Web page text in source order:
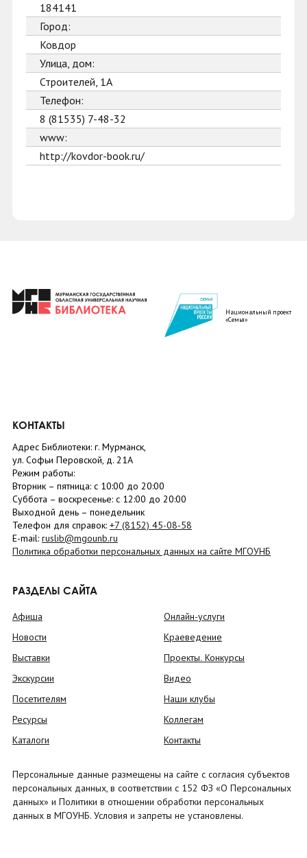
184141
Город:
Ковдор
Улица, дом:
Строителей, 1А
Телефон:
8 (81535) 7-48-32
www:
http://kovdor-book.ru/
Национальный проект
«Семья»
КОНТАКТЫ
Адрес Библиотеки: г. Мурманск,
ул. Софьи Перовской, д. 21А
Режим работы:
Вторник – пятница: с 10:00 до 20:00
Суббота – воскресенье: c 12:00 до 20:00
Выходной день – понедельник
Телефон для справок: +7 (8152) 45-08-58
E-mail: ruslib@mgounb.ru
Политика обработки персональных данных на сайте МГОУНБ
РАЗДЕЛЫ САЙТА
Афиша
Новости
Выставки
Экскурсии
Посетителям
Ресурсы
Каталоги
Онлайн-услуги
Краеведение
Проекты. Конкурсы
Видео
Наши клубы
Коллегам
Контакты
Персональные данные размещены на сайте с согласия субъектов
персональных данных, в соответствии с 152 ФЗ «О Персональных
данных» и Политики в отношении обработки персональных
данных в МГОУНБ. Условия и запреты не установлены.